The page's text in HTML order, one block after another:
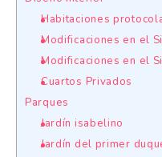
Habitaciones
Modificaciones en el
Modificaciones en el
Cuartos Privados
Parques
Jardín isabelino
Jardín del primer